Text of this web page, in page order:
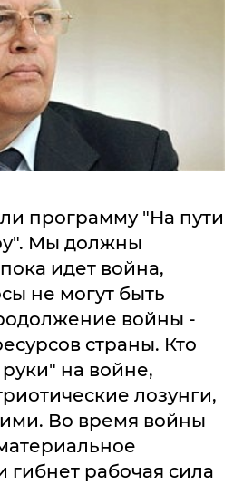
программу "На пути
Мы должны
идет война,
не могут быть
войны -
страны. Кто
на войне,
лозунги,
Во время войны
гибнет рабочая сила